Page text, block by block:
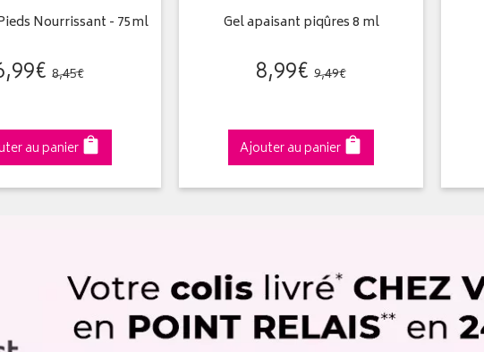
Nourrissant - 75ml
,99€ 8,45€
au panier
Gel apaisant piqûres 8 ml
8,99€ 9,49€
Ajouter au panier